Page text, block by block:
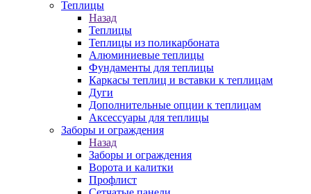
Теплицы
Назад
Теплицы
Теплицы из поликарбоната
Алюминиевые теплицы
Фундаменты для теплицы
Каркасы теплиц и вставки к теплицам
Дуги
Дополнительные опции к теплицам
Аксессуары для теплицы
Заборы и ограждения
Назад
Заборы и ограждения
Ворота и калитки
Профлист